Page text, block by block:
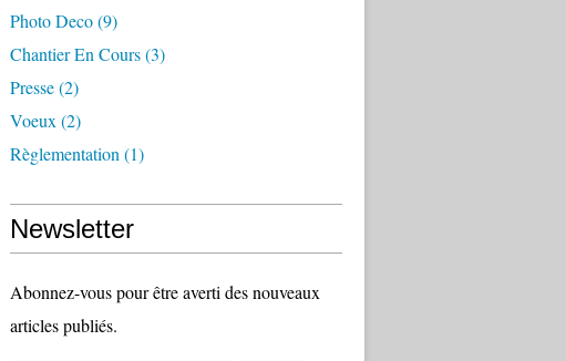
Photo Deco(9)
Chantier En Cours(3)
Presse(2)
Voeux (2)
Règlementation (1)
Newsletter
Abonnez-vous pour être averti des nouveaux
articles publiés.